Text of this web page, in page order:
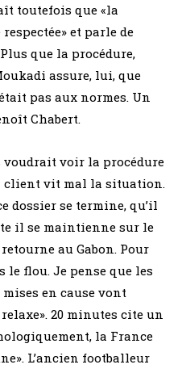
toutefois que «la
et parle de
que la procédure,
assure, lui, que
pas aux normes. Un
Chabert.
voudrait voir la procédure
client vit mal la situation.
dossier se termine, qu’il
il se maintienne sur le
au Gabon. Pour
le flou. Je pense que les
en cause vont
20 minutes cite un
la France
L’ancien footballeur